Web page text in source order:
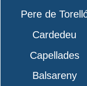
Pere de
Cardedeu
Capellades
Balsareny